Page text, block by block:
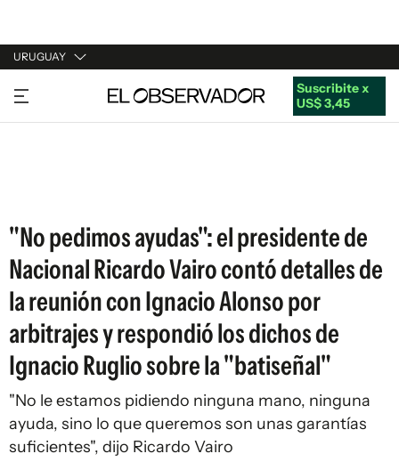
URUGUAY
URUGUAY
ARGENTINA
Suscribite x
US$ 3,45
"No pedimos ayudas": el presidente de
Nacional Ricardo Vairo contó detalles de
la reunión con Ignacio Alonso por
arbitrajes y respondió los dichos de
Ignacio Ruglio sobre la "batiseñal"
"No le estamos pidiendo ninguna mano, ninguna
ayuda, sino lo que queremos son unas garantías
suficientes", dijo Ricardo Vairo